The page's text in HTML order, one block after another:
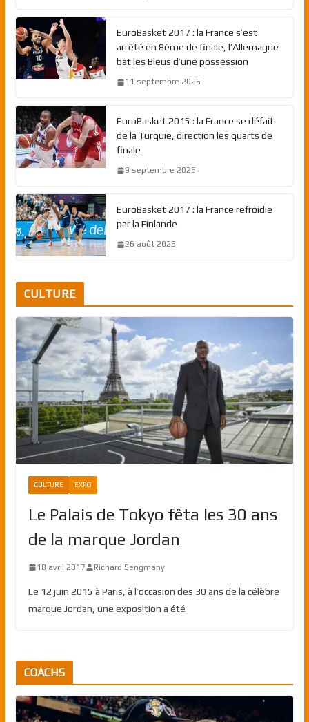
EuroBasket 2017 : la France s’est
arrêté en 8ème de finale, l’Allemagne
bat les Bleus d’une possession
11 septembre 2025
EuroBasket 2015 : la France se défait
de la Turquie, direction les quarts de
finale
9 septembre 2025
EuroBasket 2017 : la France refroidie
par la Finlande
26 août 2025
CULTURE
CULTURE EXPO
Le Palais de Tokyo fêta les 30 ans
de la marque Jordan
18 avril 2017 Richard Sengmany
Le 12 juin 2015 à Paris, à l’occasion des 30 ans de la célèbre
marque Jordan, une exposition a été
COACHS